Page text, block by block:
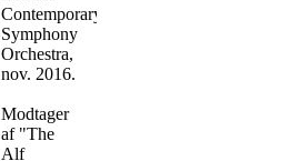
Contemporary
Symphony
Orchestra,
nov. 2016.
Modtager
af "The
Alf